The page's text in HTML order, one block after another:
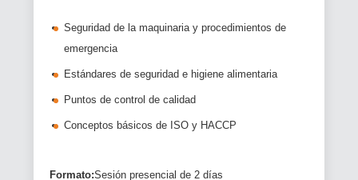
Seguridad de la maquinaria y procedimientos de
emergencia
Estándares de seguridad e higiene alimentaria
Puntos de control de calidad
Conceptos básicos de ISO y HACCP
Formato:Sesión presencial de 2 días